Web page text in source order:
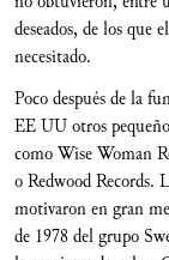
deseados, de los que
necesitado.
Poco después de la
EE UU otros
como Wise Woman
o Redwood Records.
motivaron en gran
de 1978 del grupo